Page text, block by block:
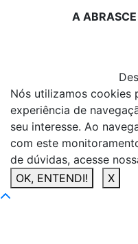
A
Nós utilizamos cookies
experiência de
seu interesse. Ao
com este
de dúvidas, acesse
OK, ENTENDI!
X